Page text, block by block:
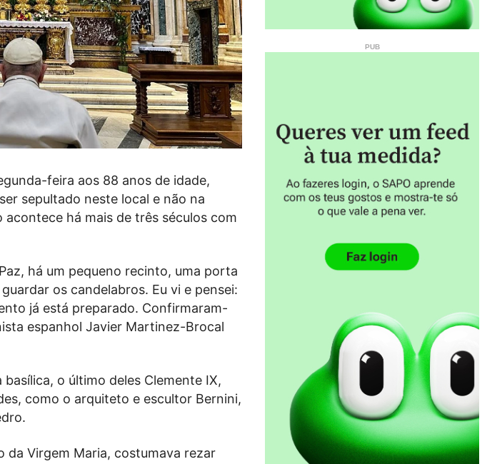
feira aos 88 anos de idade,
sepultado neste local e não na
há mais de três séculos com
há um pequeno recinto, uma porta
os candelabros. Eu vi e pensei:
já está preparado. Confirmaram-
espanhol Javier Martinez-Brocal
o último deles Clemente IX,
como o arquiteto e escultor Bernini,
Virgem Maria, costumava rezar